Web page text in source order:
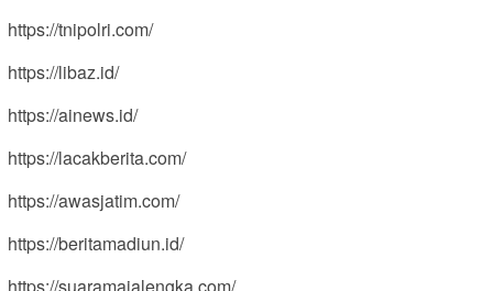
https://tnipolri.com/
https://libaz.id/
https://ainews.id/
https://lacakberita.com/
https://awasjatim.com/
https://beritamadiun.id/
https://suaramajalengka.com/